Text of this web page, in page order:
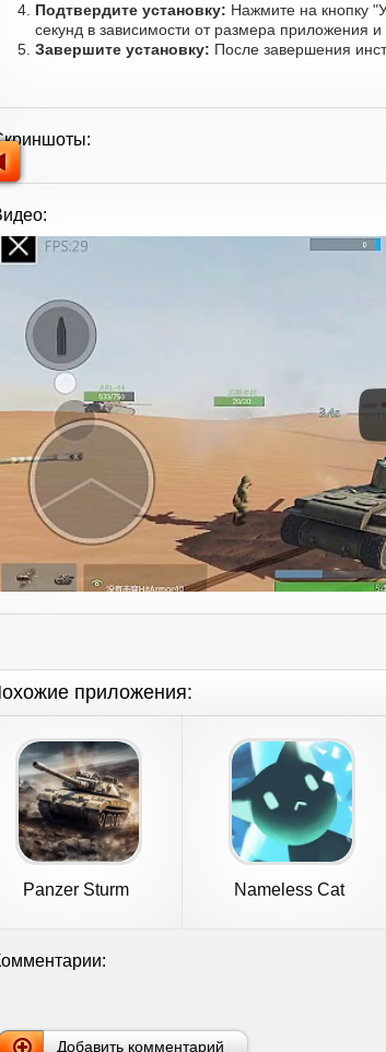
Подтвердите установку: Нажмите на кнопку
секунд в зависимости от размера приложения и
Завершите установку: После завершения
приложения:
Panzer Sturm Nameless Cat
Добавить комментарий